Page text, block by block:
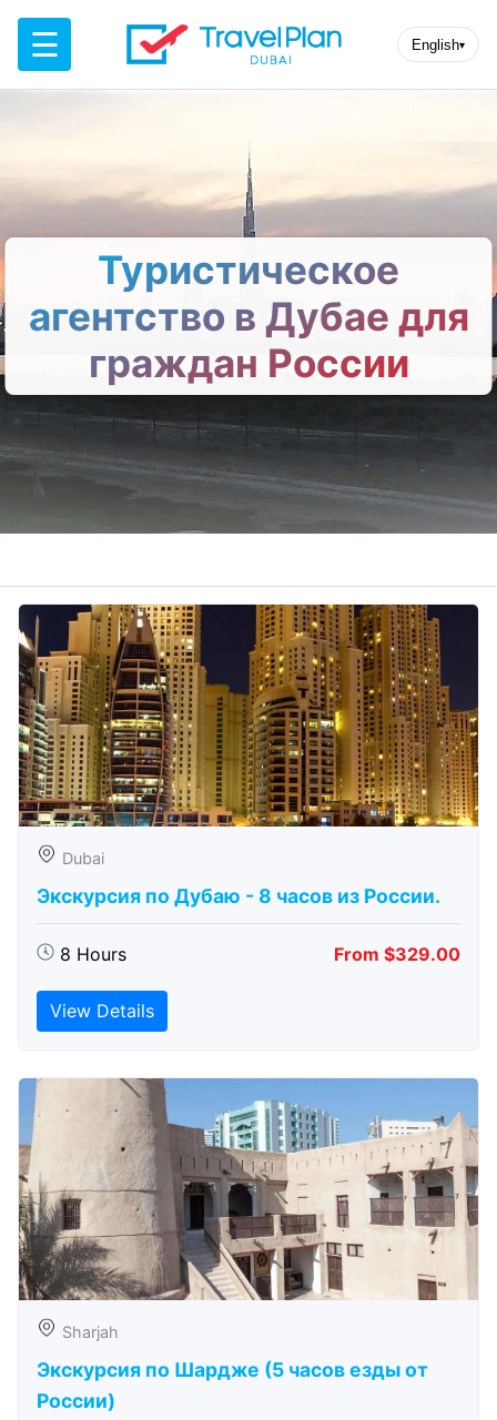
☰ English▾
Туристическое
агентство в Дубае для
граждан России
Dubai
Экскурсия по Дубаю - 8 часов из России.
8 Hours From $329.00
View Details
Sharjah
Экскурсия по Шардже (5 часов езды от
России)